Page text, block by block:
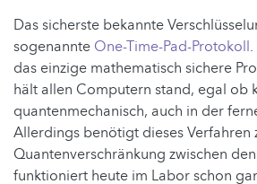
Das sicherste bekannte
sogenannte One-Time-Pad-Protokoll
das einzige mathematisch sichere
hält allen Computern stand, egal ob
quantenmechanisch, auch in der
Allerdings benötigt dieses Verfahren
Quantenverschränkung zwischen
funktioniert heute im Labor schon